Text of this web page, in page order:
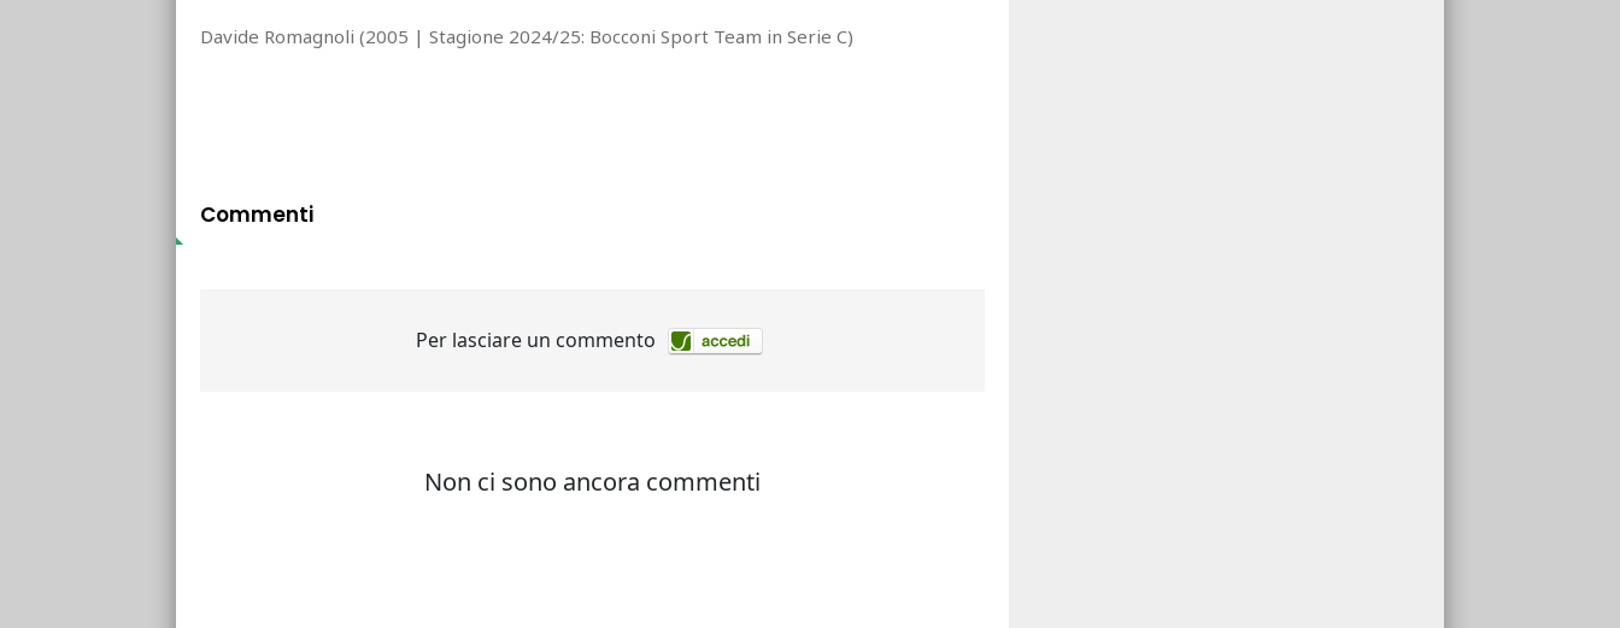
Davide Romagnoli (2005 | Stagione 2024/25: Bocconi Sport Team in Serie C)
Commenti